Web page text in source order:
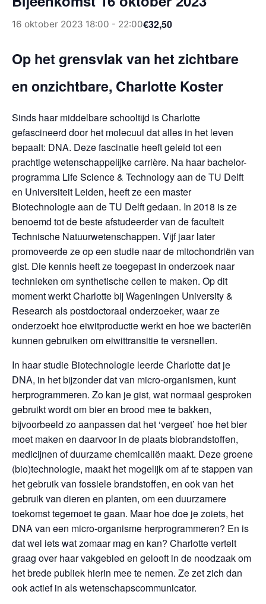
16 oktober 2023 18:00 - 22:00€32,50
Op het grensvlak van het zichtbare
en onzichtbare, Charlotte Koster
Sinds haar middelbare schooltijd is Charlotte
gefascineerd door het molecuul dat alles in het leven
bepaalt: DNA. Deze fascinatie heeft geleid tot een
prachtige wetenschappelijke carrière. Na haar bachelor-
programma Life Science & Technology aan de TU Delft
en Universiteit Leiden, heeft ze een master
Biotechnologie aan de TU Delft gedaan. In 2018 is ze
benoemd tot de beste afstudeerder van de faculteit
Technische Natuurwetenschappen. Vijf jaar later
promoveerde ze op een studie naar de mitochondriën van
gist. Die kennis heeft ze toegepast in onderzoek naar
technieken om synthetische cellen te maken. Op dit
moment werkt Charlotte bij Wageningen University &
Research als postdoctoraal onderzoeker, waar ze
onderzoekt hoe eiwitproductie werkt en hoe we bacteriën
kunnen gebruiken om eiwittransitie te versnellen.
In haar studie Biotechnologie leerde Charlotte dat je
DNA, in het bijzonder dat van micro-organismen, kunt
herprogrammeren. Zo kan je gist, wat normaal gesproken
gebruikt wordt om bier en brood mee te bakken,
bijvoorbeeld zo aanpassen dat het ‘vergeet’ hoe het bier
moet maken en daarvoor in de plaats biobrandstoffen,
medicijnen of duurzame chemicaliën maakt. Deze groene
(bio)technologie, maakt het mogelijk om af te stappen van
het gebruik van fossiele brandstoffen, en ook van het
gebruik van dieren en planten, om een duurzamere
toekomst tegemoet te gaan. Maar hoe doe je zoiets, het
DNA van een micro-organisme herprogrammeren? En is
dat wel iets wat zomaar mag en kan? Charlotte vertelt
graag over haar vakgebied en gelooft in de noodzaak om
het brede publiek hierin mee te nemen. Ze zet zich dan
ook actief in als wetenschapscommunicator.